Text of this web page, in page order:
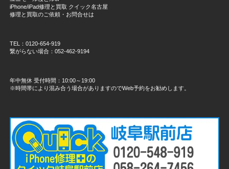
iPhone/iPad修理と買取 クイック名古屋
修理と買取のご依頼・お問合せは
TEL：0120-654-919
繋がらない場合：052-462-9194
年中無休 受付時間：10:00～19:00
※時間帯により混み合う場合がありますのでWeb予約をお勧めします。